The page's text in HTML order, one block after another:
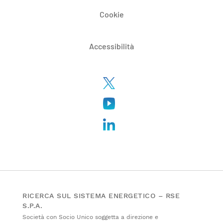
Cookie
Accessibilità
RICERCA SUL SISTEMA ENERGETICO – RSE
S.P.A.
Società con Socio Unico soggetta a direzione e